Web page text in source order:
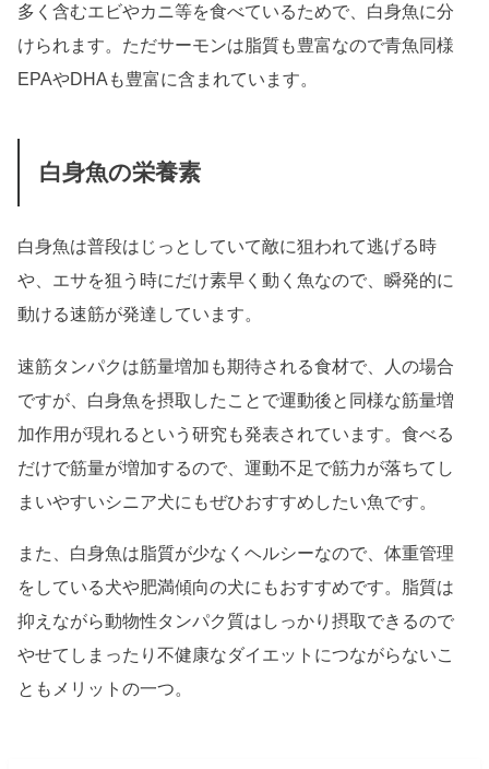
多く含むエビやカニ等を食べているためで、白身魚に分
けられます。ただサーモンは脂質も豊富なので青魚同様
EPAやDHAも豊富に含まれています。
白身魚の栄養素
白身魚は普段はじっとしていて敵に狙われて逃げる時
や、エサを狙う時にだけ素早く動く魚なので、瞬発的に
動ける速筋が発達しています。
速筋タンパクは筋量増加も期待される食材で、人の場合
ですが、白身魚を摂取したことで運動後と同様な筋量増
加作用が現れるという研究も発表されています。食べる
だけで筋量が増加するので、運動不足で筋力が落ちてし
まいやすいシニア犬にもぜひおすすめしたい魚です。
また、白身魚は脂質が少なくヘルシーなので、体重管理
をしている犬や肥満傾向の犬にもおすすめです。脂質は
抑えながら動物性タンパク質はしっかり摂取できるので
やせてしまったり不健康なダイエットにつながらないこ
ともメリットの一つ。